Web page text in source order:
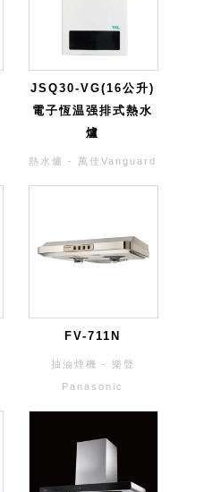
JSQ30-VG(16公升)
電子恆温强排式熱水
爐
熱水爐 - 萬佳Vanguard
FV-711N
抽油煙機 - 樂聲
Panasonic